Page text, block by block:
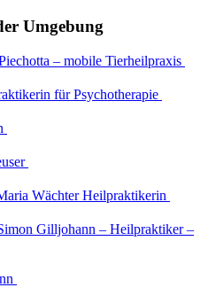
Umgebung
– mobile Tierheilpraxis
für Psychotherapie
Wächter Heilpraktikerin
Gilljohann – Heilpraktiker –